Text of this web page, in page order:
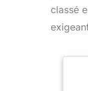
classé